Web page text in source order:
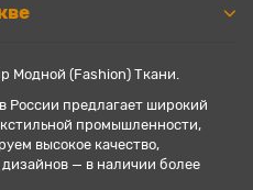
Модной (Fashion) Ткани.
России предлагает широкий
промышленности,
высокое качество,
дизайнов — в наличии более